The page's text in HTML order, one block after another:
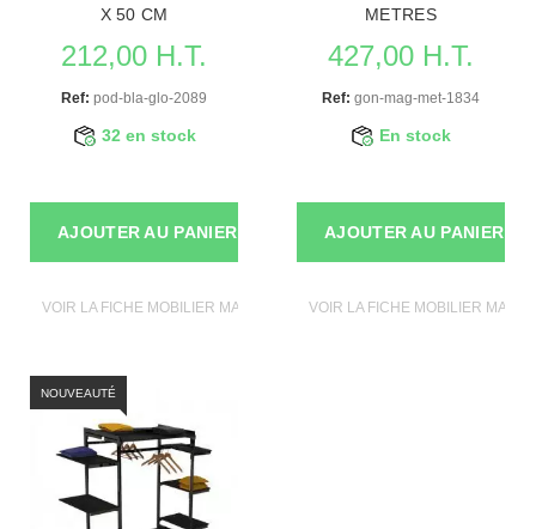
X 50 CM
212,00 H.T.
Ref: pod-bla-glo-2089
32 en stock
AJOUTER AU PANIER
VOIR LA FICHE MOBILIER MAGASIN
METRES
427,00 H.T.
Ref: gon-mag-met-1834
En stock
AJOUTER AU PANIER
VOIR LA FICHE MOBILIER
NOUVEAUTÉ